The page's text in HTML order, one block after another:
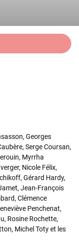
Georges
Serge Coursan,
Myrrha
Nicole Félix,
Gérard Hardy,
Jean-François
Clémence
Penchenat,
Rosine Rochette,
Michel Toty et les